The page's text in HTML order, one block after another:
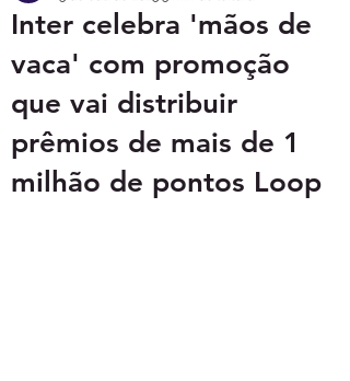
Inter celebra 'mãos de
vaca' com promoção
que vai distribuir
prêmios de mais de 1
milhão de pontos Loop